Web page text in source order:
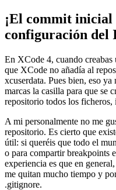
¡El commit inicial
configuración del
En XCode 4, cuando
que XCode no añadía al
xcuserdata. Pues bien, eso
marcas la casilla para que se
repositorio todos los ficheros,
A mi personalmente no me
repositorio. Es cierto que
útil: si queréis que todo el
o para compartir breakpoints
experiencia es que en
me quitan mucho tiempo y
.gitignore.